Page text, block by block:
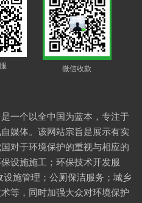
微信收款
一个以全中国为蓝本，专注于
媒体。该网站宗旨是展示有实
对于环境保护的重视与相应的
设施施工；环保技术开发服
施管理；公厕保洁服务；城乡
等，同时加强大众对环境保护